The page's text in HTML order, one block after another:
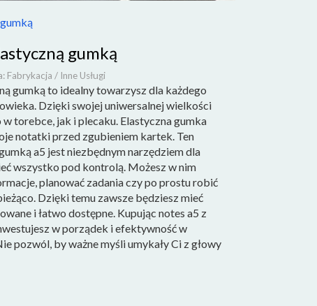
gumką
Fabrykacja / Inne Usługi
gumką to idealny towarzysz dla każdego
Dzięki swojej uniwersalnej wielkości
torebce, jak i plecaku. Elastyczna gumka
notatki przed zgubieniem kartek. Ten
a5 jest niezbędnym narzędziem dla
wszystko pod kontrolą. Możesz w nim
planować zadania czy po prostu robić
Dzięki temu zawsze będziesz mieć
i łatwo dostępne. Kupując notes a5 z
w porządek i efektywność w
pozwól, by ważne myśli umykały Ci z głowy